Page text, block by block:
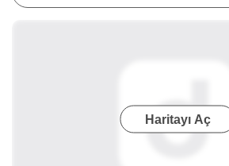
Haritayı Aç